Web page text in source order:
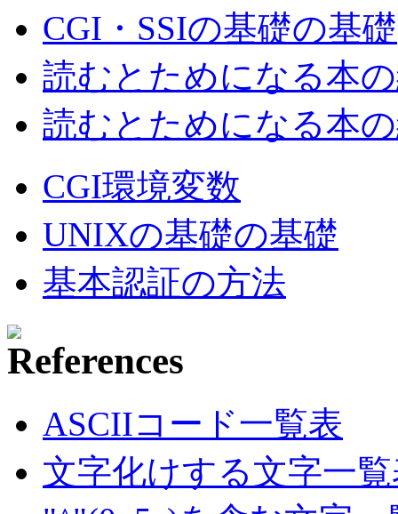
CGI・SSIの基礎の基礎
読むとためになる本
読むとためになる本
CGI環境変数
UNIXの基礎の基礎
基本認証の方法
ASCIIコード一覧表
文字化けする文字一